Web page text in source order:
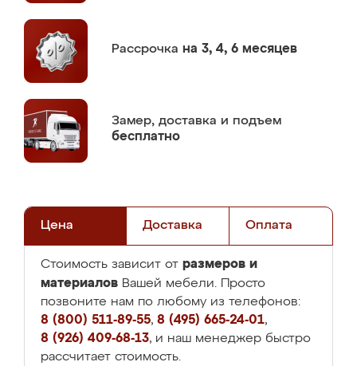
Рассрочка на 3, 4, 6 месяцев
Замер, доставка и подъем
бесплатно
Цена Доставка Оплата
Стоимость зависит от размеров и
материалов Вашей мебели. Просто
позвоните нам по любому из телефонов:
8 (800) 511-89-55, 8 (495) 665-24-01,
8 (926) 409-68-13, и наш менеджер быстро
рассчитает стоимость.